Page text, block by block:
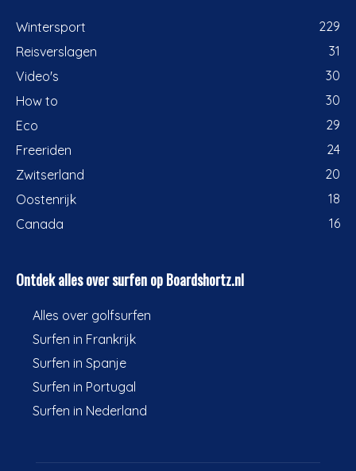
Wintersport
229
Reisverslagen
31
Video's
30
How to
30
Eco
29
Freeriden
24
Zwitserland
20
Oostenrijk
18
Canada
16
Ontdek alles over surfen op Boardshortz.nl
Alles over golfsurfen
Surfen in Frankrijk
Surfen in Spanje
Surfen in Portugal
Surfen in Nederland